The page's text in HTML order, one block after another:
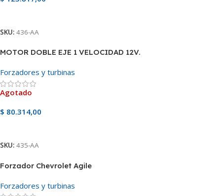
SKU: 436-AA
MOTOR DOBLE EJE 1 VELOCIDAD 12V.
Forzadores y turbinas
Agotado
$ 80.314,00
SKU: 435-AA
Forzador Chevrolet Agile
Forzadores y turbinas